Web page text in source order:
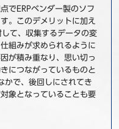
でERPベンダー製のソフ
。このデメリットに加え
て、収集するデータの変
組みが求められるように
が積み重なり、思い切っ
につながっているものと
かで、後回しにされてき
象となっていることも要